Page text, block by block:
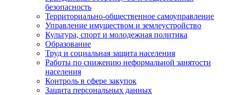
безопасность
Территориально-общественное самоуправление
Управление имуществом и землеустройство
Культура, спорт и молодежная политика
Образование
Труд и социальная защита населения
Работы по снижению неформальной занятости
населения
Контроль в сфере закупок
Защита персональных данных